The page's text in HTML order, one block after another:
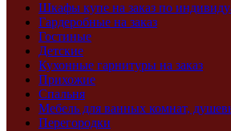
Шкафы купе на заказ по
Гардеробные на заказ
Гостиные
Детские
Кухонные гарнитуры на заказ
Прихожие
Спальня
Мебель для ванных комнат,
Перегородки